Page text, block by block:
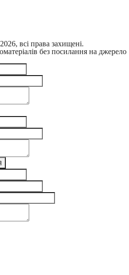
всі права захищені.
без посилання на джерело